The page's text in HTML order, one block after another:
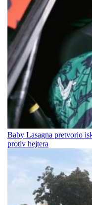
Baby Lasagna pretvorio
protiv hejtera